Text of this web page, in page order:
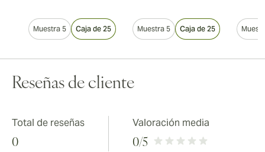
Muestra 5 Caja de 25 Muestra 5 Caja de 25
Reseñas de cliente
Total de reseñas
0
Valoración media
0/5